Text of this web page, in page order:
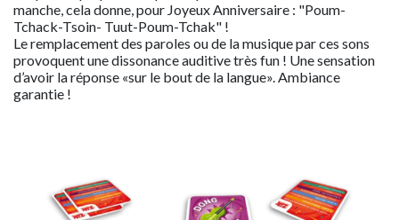
manche, cela donne, pour Joyeux Anniversaire : "Poum-
Tchack-Tsoin- Tuut-Poum-Tchak" !
Le remplacement des paroles ou de la musique par ces sons
provoquent une dissonance auditive très fun ! Une sensation
d’avoir la réponse «sur le bout de la langue». Ambiance
garantie !